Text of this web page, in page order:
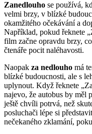
Zanedlouho se používá,
velmi brzy, v blízké
okamžitého očekávání a
Například, pokud řeknete
film začne opravdu brzy,
čtenáře pocit naléhavosti.
Naopak za nedlouho má
blízké budoucnosti, ale s
uplynout. Když řeknete
najevo, že autobus by měl
ještě chvíli potrvá, než
posluchači lépe si
nečekaného zklamání,